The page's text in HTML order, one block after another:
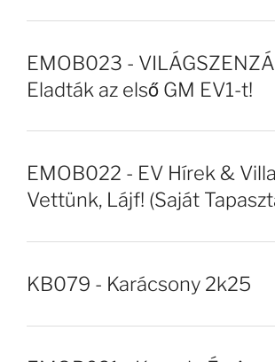
EMOB023 -
Eladták az első GM EV1-t!
EMOB022 - EV Hírek &
Vettünk, Lájf! (Saját
KB079 - Karácsony 2k25